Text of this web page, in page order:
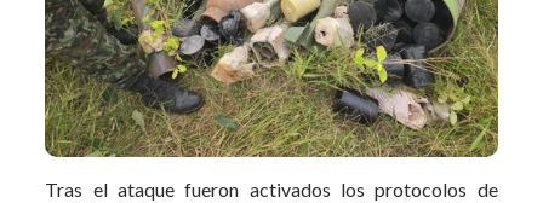
Tras el ataque fueron activados los protocolos de